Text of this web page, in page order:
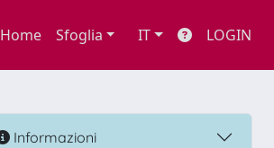
Home Sfoglia IT LOGIN
Informazioni